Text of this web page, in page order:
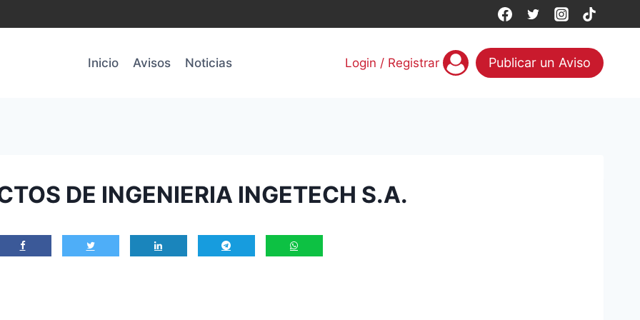
Inicio Avisos Noticias Login / Registrar Publicar un Aviso
DE INGENIERIA INGETECH S.A.